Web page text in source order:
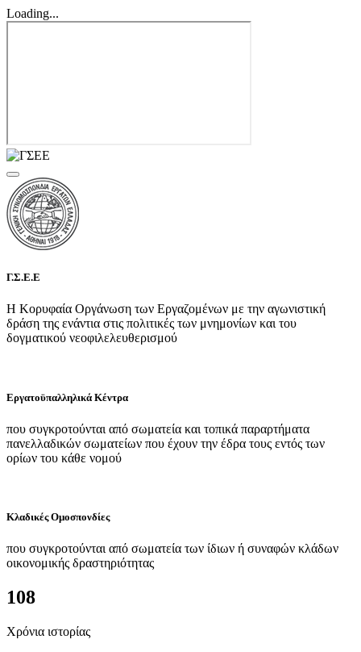
Loading...
Γ.Σ.Ε.Ε
Η Κορυφαία Οργάνωση των Εργαζομένων με την αγωνιστική
δράση της ενάντια στις πολιτικές των μνημονίων και του
δογματικού νεοφιλελευθερισμού
Εργατοϋπαλληλικά Κέντρα
που συγκροτούνται από σωματεία και τοπικά παραρτήματα
πανελλαδικών σωματείων που έχουν την έδρα τους εντός των
ορίων του κάθε νομού
Κλαδικές Ομοσπονδίες
που συγκροτούνται από σωματεία των ίδιων ή συναφών κλάδων
οικονομικής δραστηριότητας
108
Χρόνια ιστορίας